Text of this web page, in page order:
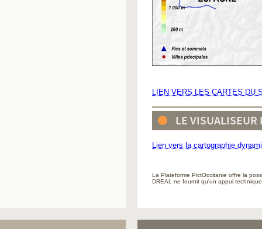
LIEN VERS LES CARTES DU
LE VISUALISEUR
Lien vers la cartographie
La Plateforme PictOccitanie offre la
DREAL ne fournit qu'un appui